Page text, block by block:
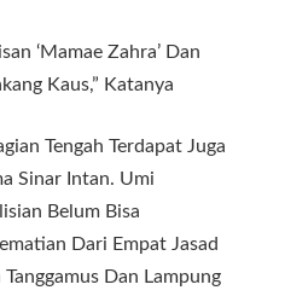
‘Mamae Zahra’ Dan
Kaus,” Katanya
Tengah Terdapat Juga
Sinar Intan. Umi
Belum Bisa
Dari Empat Jasad
Dan Lampung